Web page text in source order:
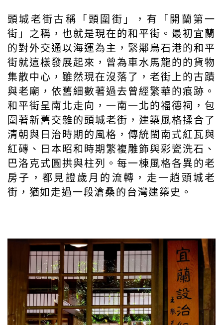
頭城老街古稱「頭圍街」，有「開蘭第一
街」之稱，也就是現在的和平街。最初宜蘭
的對外交通以海運為主，緊鄰烏石港的和平
街就這樣發展起來，曾為車水馬龍的的貨物
集散中心，雖然現在沒落了，老街上的古蹟
與老廟，依舊細數著過去曾經繁華的痕跡。
和平街呈南北走向，一南一北的福德祠，包
圍著新舊交雜的頭城老街，建築風格揉合了
清朝與日治時期的風格，傳統閩南式紅瓦與
紅磚、日本昭和時期繁複雕飾與彩瓷洗石、
巴洛克式圓拱與柱列。每一棟風格各異的老
房子，都見證歲月的流轉，走一趟頭城老
街，猶如走過一段滄桑的台灣建築史。